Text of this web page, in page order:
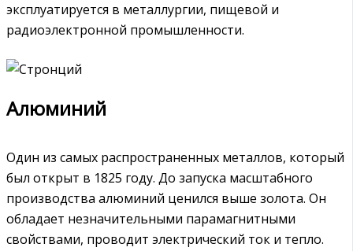
эксплуатируется в металлургии, пищевой и
радиоэлектронной промышленности.
Алюминий
Один из самых распространенных металлов, который
был открыт в 1825 году. До запуска масштабного
производства алюминий ценился выше золота. Он
обладает незначительными парамагнитными
свойствами, проводит электрический ток и тепло.